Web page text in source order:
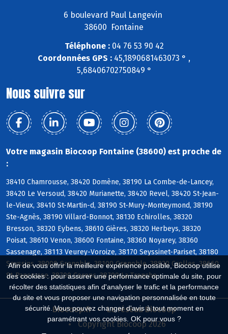
Afin de vous offrir la meilleure expérience possible, Biocoop utilise
des cookies : pour assurer une performance optimale du site, pour
récolter des statistiques afin d'analyser le trafic et la performance
du site et vous proposer une navigation personnalisée en toute
sécurité. Vous pouvez changer d'avis à tout moment en
paramétrant vos cookies. OK pour vous ?
6 boulevard Paul Langevin
38600 Fontaine
Téléphone :04 76 53 90 42
Coordonnées GPS : 45,1890681463073 ° ,
5,68406702750849 °
Nous suivre sur
Votre magasin Biocoop Fontaine (38600) est proche de
:
38410 Chamrousse, 38420 Domène, 38190 La Combe-de-Lancey,
38420 Le Versoud, 38420 Murianette, 38420 Revel, 38420 St-Jean-
le-Vieux, 38410 St-Martin-d, 38190 St-Mury-Monteymond, 38190
Ste-Agnès, 38190 Villard-Bonnot, 38130 Echirolles, 38320
Bresson, 38320 Eybens, 38610 Gières, 38320 Herbeys, 38320
Poisat, 38610 Venon, 38600 Fontaine, 38360 Noyarey, 38360
Sassenage, 38113 Veurey-Voroize, 38170 Seyssinet-Pariset, 38180
Seyssins, 38000 Grenoble, 38100 Grenoble, 38920 Crolles, 38660
St-Pancrasse, 38700 Corenc, 38700 La Tronche
Biocoop.fr
Le réseau Biocoop
Copyright Biocoop 2026